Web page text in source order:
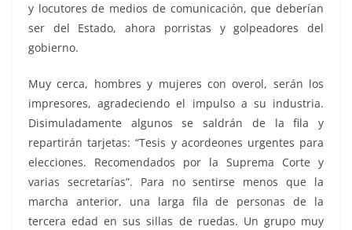
y locutores de medios de comunicación, que deberían
ser del Estado, ahora porristas y golpeadores del
gobierno.
Muy cerca, hombres y mujeres con overol, serán los
impresores, agradeciendo el impulso a su industria.
Disimuladamente algunos se saldrán de la fila y
repartirán tarjetas: “Tesis y acordeones urgentes para
elecciones. Recomendados por la Suprema Corte y
varias secretarías”. Para no sentirse menos que la
marcha anterior, una larga fila de personas de la
tercera edad en sus sillas de ruedas. Un grupo muy